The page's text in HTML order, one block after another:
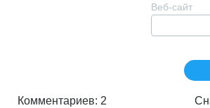
Веб-сайт
Комментариев: 2